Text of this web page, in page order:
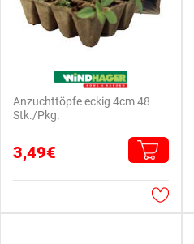
Anzuchttöpfe eckig 4cm 48
Stk./Pkg.
3,49€